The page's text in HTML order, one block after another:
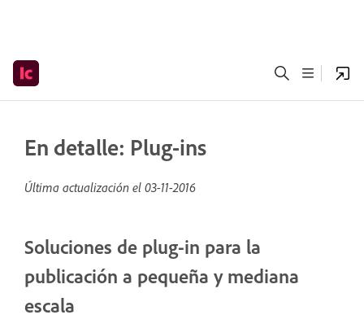
En detalle: Plug-ins
Última actualización el 03-11-2016
Soluciones de plug-in para la
publicación a pequeña y mediana
escala